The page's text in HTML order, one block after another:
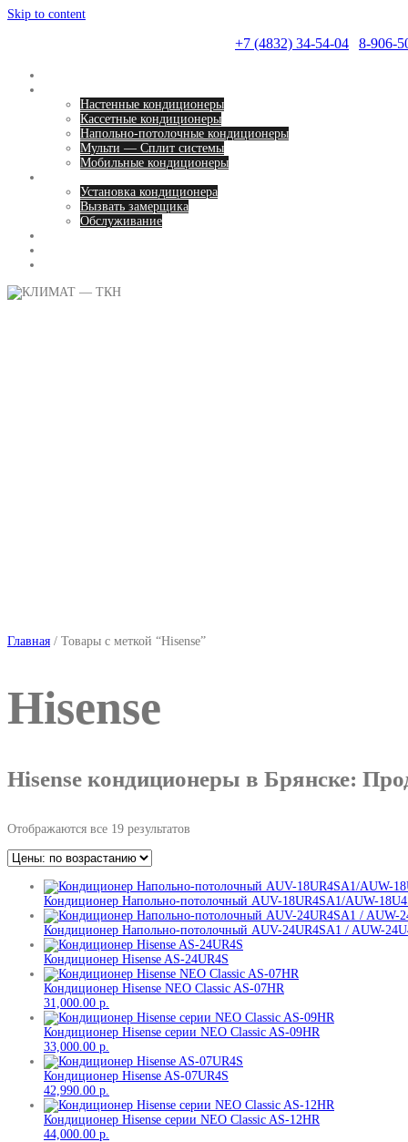
Skip to content
+7 (4832) 34-54-04 8-906-
Настенные кондиционеры
Кассетные кондиционеры
Напольно-потолочные кондиционеры
Мульти — Сплит системы
Мобильные кондиционеры
Установка кондиционера
Вызвать замерщика
Обслуживание
Главная / Товары с меткой “Hisense”
Hisense
Hisense кондиционеры в Брянске:
Отображаются все 19 результатов
Кондиционер Напольно-потолочный AUV-18UR4SA1/AUW-
Кондиционер Напольно-потолочный AUV-24UR4SA1 / AUW-
Кондиционер Hisense AS-24UR4S
Кондиционер Hisense NEO Classic AS-07HR
31,000.00 р.
Кондиционер Hisense серии NEO Classic AS-09HR
33,000.00 р.
Кондиционер Hisense AS-07UR4S
42,990.00 р.
Кондиционер Hisense серии NEO Classic AS-12HR
44,000.00 р.